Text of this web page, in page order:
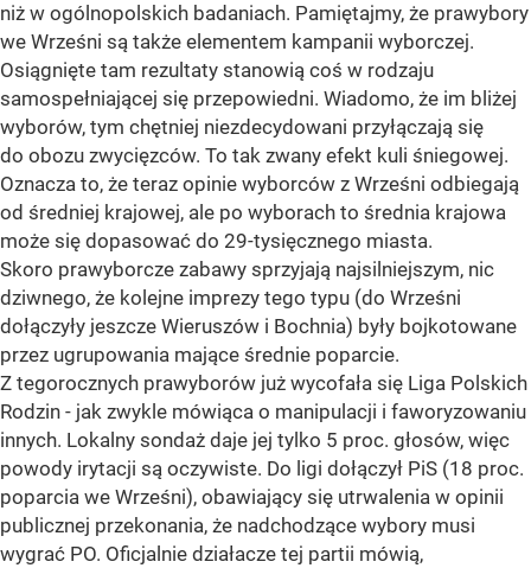
niż w ogólnopolskich badaniach. Pamiętajmy, że prawybory
we Wrześni są także elementem kampanii wyborczej.
Osiągnięte tam rezultaty stanowią coś w rodzaju
samospełniającej się przepowiedni. Wiadomo, że im bliżej
wyborów, tym chętniej niezdecydowani przyłączają się
do obozu zwycięzców. To tak zwany efekt kuli śniegowej.
Oznacza to, że teraz opinie wyborców z Wrześni odbiegają
od średniej krajowej, ale po wyborach to średnia krajowa
może się dopasować do 29-tysięcznego miasta.
Skoro prawyborcze zabawy sprzyjają najsilniejszym, nic
dziwnego, że kolejne imprezy tego typu (do Wrześni
dołączyły jeszcze Wieruszów i Bochnia) były bojkotowane
przez ugrupowania mające średnie poparcie.
Z tegorocznych prawyborów już wycofała się Liga Polskich
Rodzin - jak zwykle mówiąca o manipulacji i faworyzowaniu
innych. Lokalny sondaż daje jej tylko 5 proc. głosów, więc
powody irytacji są oczywiste. Do ligi dołączył PiS (18 proc.
poparcia we Wrześni), obawiający się utrwalenia w opinii
publicznej przekonania, że nadchodzące wybory musi
wygrać PO. Oficjalnie działacze tej partii mówią,